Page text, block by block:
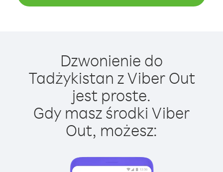
Dzwonienie do
Tadżykistan z Viber Out
jest proste.
Gdy masz środki Viber
Out, możesz: